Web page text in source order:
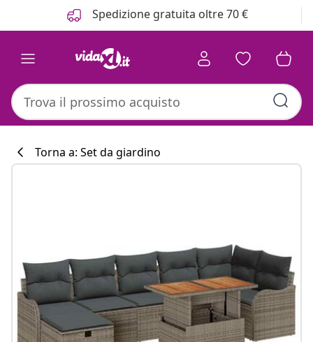
Spedizione gratuita oltre 70 €
Torna a: Set da giardino